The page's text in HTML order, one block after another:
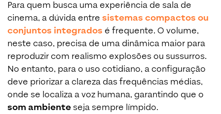
Para quem busca uma experiência de sala de
cinema, a dúvida entre sistemas compactos ou
conjuntos integrados é frequente. O volume,
neste caso, precisa de uma dinâmica maior para
reproduzir com realismo explosões ou sussurros.
No entanto, para o uso cotidiano, a configuração
deve priorizar a clareza das frequências médias,
onde se localiza a voz humana, garantindo que o
som ambiente seja sempre límpido.